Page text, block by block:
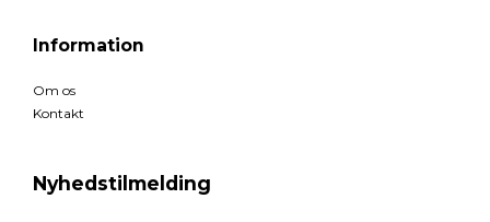
Information
Om os
Kontakt
Nyhedstilmelding